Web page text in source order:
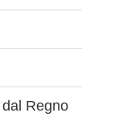
Regno